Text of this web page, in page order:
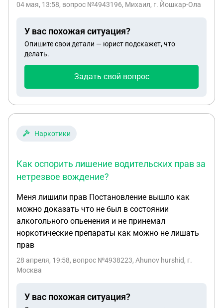
04 мая, 13:58, вопрос №4943196, Михаил, г. Йошкар-Ола
У вас похожая ситуация?
Опишите свои детали — юрист подскажет, что
делать.
Задать свой вопрос
Наркотики
Как оспорить лишение водительских прав за
нетрезвое вождение?
Меня лишили прав Постановление вышло как
можно доказать что не был в состоянии
алкогольного опьенения и не принемал
норкотические препараты как можно не лишать
прав
28 апреля, 19:58, вопрос №4938223, Ahunov hurshid, г.
Москва
У вас похожая ситуация?